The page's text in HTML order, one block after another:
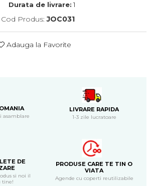
mai buna
pentru nasi
Durata de livrare: 1
Cod Produs: JOC031
Adauga la Favorite
asamblare
LIVRARE RAPIDA
1-3 zile lucratoare
DE
si noi il
tine!
PRODUSE CARE TE TIN O
VIATA
Agende cu coperti reutilizabile